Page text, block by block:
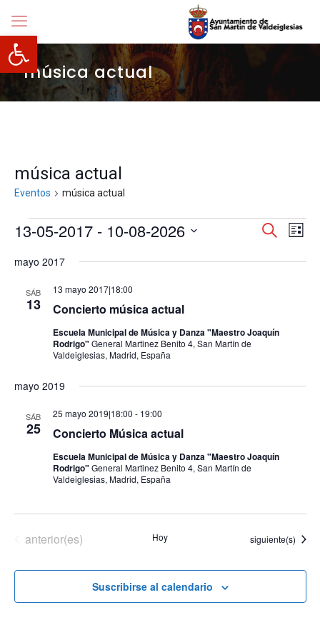
Abrir barra de herramientas
música actual
música actual
Eventos música actual
Eventos
Buscar
de
de
Lista
13-05-2017 - 10-08-2026
la
mayo 2017
SÁB
13 Concierto música actual
13 mayo 2017|18:00
Escuela Municipal de Música y Danza "Maestro Joaquín
Rodrigo" General Martinez Benito 4, San Martín de
Valdeiglesias, Madrid, España
mayo 2019
SÁB
25 Concierto Música actual
25 mayo 2019|18:00 - 19:00
Escuela Municipal de Música y Danza "Maestro Joaquín
Rodrigo" General Martinez Benito 4, San Martín de
Valdeiglesias, Madrid, España
Eventos
anterior(es) Hoy Eventos
siguiente(s)
Suscribirse al calendario